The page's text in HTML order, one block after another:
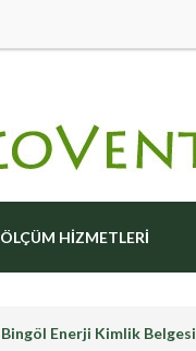
ÖLÇÜM HIZMETLERI
Bingöl Enerji Kimlik Belgesi